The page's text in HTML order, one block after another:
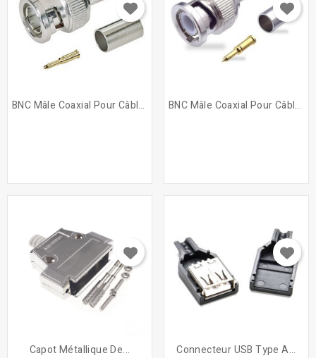
BNC Mâle Coaxial Pour Câble... BNC Mâle Coaxial Pour Câble...
Capot Métallique De... Connecteur USB Type A...